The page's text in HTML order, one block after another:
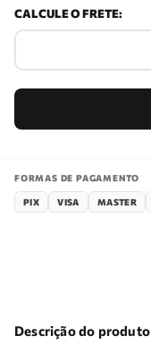
FORMAS DE PAGAMENTO
PIX VISA MASTER
Descrição do produto